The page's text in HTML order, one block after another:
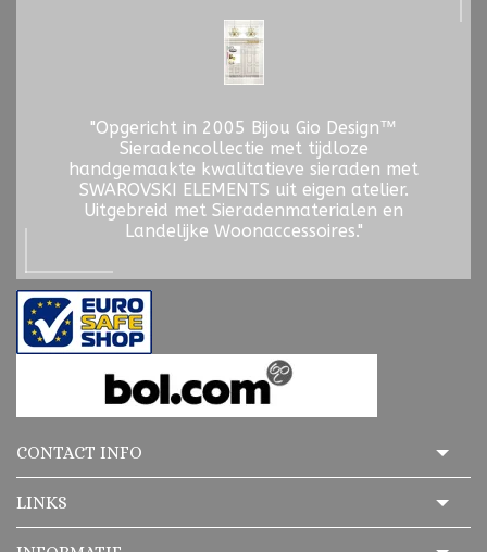
"Opgericht in 2005 Bijou Gio Design™
Sieradencollectie met tijdloze
handgemaakte kwalitatieve sieraden met
SWAROVSKI ELEMENTS uit eigen atelier.
Uitgebreid met Sieradenmaterialen en
Landelijke Woonaccessoires."
CONTACT INFO
LINKS